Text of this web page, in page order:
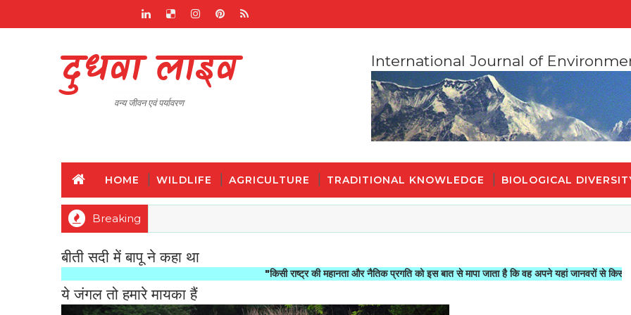
दुधवा लाइव
वन्य जीवन एवं पर्यावरण
International Journal of
HOME WILDLIFE AGRICULTURE TRADITIONAL KNOWLEDGE BIOLOGICAL
Breaking
बीती सदी में बापू ने कहा था
"किसी राष्ट्र की महानता और नैतिक प्रगति को इस बात से मापा जाता है कि वह अपने यहां जानवरों से किस तरह का सलूक
ये जंगल तो हमारे मायका हैं